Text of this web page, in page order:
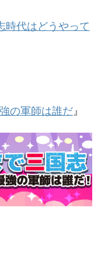
時代はどうやって
の軍師は誰だ 』